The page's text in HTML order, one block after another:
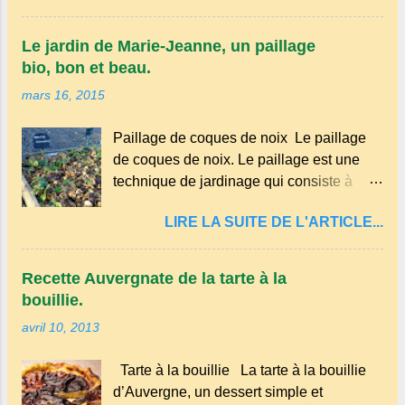
certaines parties du Massif central . Il
romanes et est classé parmi les dialectes
et en traditions. Par exemple, on trouve
des mots typiques comme "agourer"
(s'accroupir) ou "aze" (âne, utilisé aussi
Souvenirs de la langue d’ Auvergne
particulièrement du Puy-de-Dôme . A
Adrillier : arbres de la famille...
Le jardin de Marie-Jeanne, un paillage
bio, bon et beau.
mars 16, 2015
Paillage de coques de noix Le paillage
de coques de noix. Le paillage est une
technique de jardinage qui consiste à
organiques, minéraux ou synthétiques
pour le protéger et améliorer sa fertilité. Il
présente plusieurs avantages : Réduction
des arrosages : Le paillage limite
d'atteindre le sol, ce qui freine la
germination des adventices. Protection
LIRE LA SUITE DE L'ARTICLE...
Recette Auvergnate de la tarte à la
bouillie.
avril 10, 2013
Tarte à la bouillie La tarte à la bouillie
d’Auvergne, un dessert simple et